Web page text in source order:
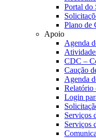
Portal do
Plano de
Apoio
Agenda
CDC –
Caução
Agenda
Relatório
Login
Serviços
Serviços